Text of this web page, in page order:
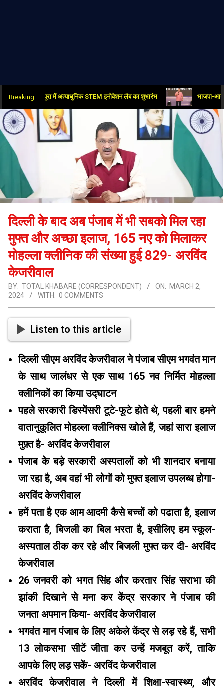
Breaking:में अत्याधुनिक STEM इनोवेशन लैब का शुभारंभ भाजपा-आरएसएस, मोदी-
दिल्ली के बाद अब पंजाब में भी सबको मिल रहा
मुफ्त और अच्छा इलाज, 165 नए को मिलाकर
मोहल्ला क्लीनिक की संख्या हुई 829- अरविंद
केजरीवाल
BY: TOTAL KHABARE (CORRESPONDENT) ON: MARCH 2,
2024
WITH: 0 COMMENTS
Listen to this article
दिल्ली सीएम अरविंद केजरीवाल ने पंजाब सीएम भगवंत मान
के साथ जालंधर से एक साथ 165 नव निर्मित मोहल्ला
क्लीनिकों का किया उद्घाटन
पहले सरकारी डिस्पेंसरी टूटे-फूटे होते थे, पहली बार हमने
वातानुकूलित मोहल्ला क्लीनिक्स खोले हैं, जहां सारा इलाज
मुफ़्त है- अरविंद केजरीवाल
पंजाब के बड़े सरकारी अस्पतालों को भी शानदार बनाया
जा रहा है, अब वहां भी लोगों को मुफ्त इलाज उपलब्ध होगा-
अरविंद केजरीवाल
हमें पता है एक आम आदमी कैसे बच्चों को पढाता है, इलाज
कराता है, बिजली का बिल भरता है, इसीलिए हम स्कूल-
अस्पताल ठीक कर रहे और बिजली मुफ्त कर दी- अरविंद
केजरीवाल
26 जनवरी को भगत सिंह और करतार सिंह सराभा की
झांकी दिखाने से मना कर केंद्र सरकार ने पंजाब की
जनता अपमान किया- अरविंद केजरीवाल
भगवंत मान पंजाब के लिए अकेले केंद्र से लड़ रहे हैं, सभी
13 लोकसभा सीटें जीता कर उन्हें मजबूत करें, ताकि
आपके लिए लड़ सकें- अरविंद केजरीवाल
अरविंद केजरीवाल ने दिल्ली में शिक्षा-स्वास्थ्य, और